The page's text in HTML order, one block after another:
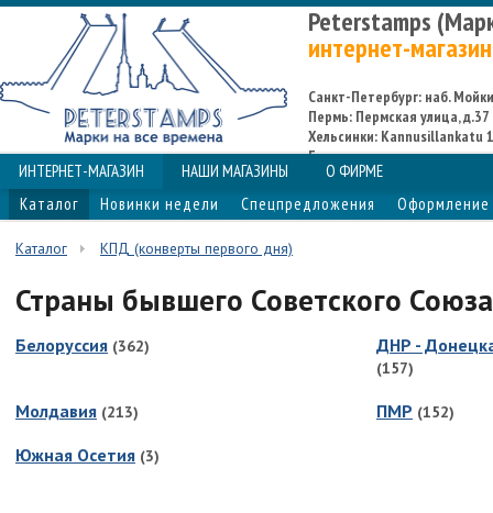
Peterstamps
интернет-магазин
Санкт-Петербург: наб.
Пермь: Пермская улица, д.37
Хельсинки: Kannusillankatu
Espoo
ИНТЕРНЕТ-МАГАЗИН НАШИ МАГАЗИНЫ
О ФИРМЕ
Каталог
Новинки недели Спецпредложения Оформление
Каталог КПД (конверты первого дня)
Страны бывшего Советского
Белоруссия (362) ДНР -
(157)
Молдавия (213) ПМР (152)
Южная Осетия (3)